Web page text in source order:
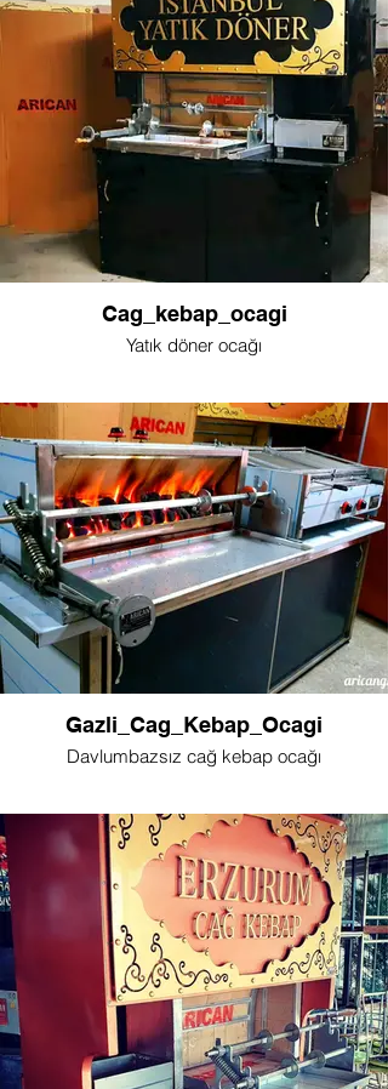
Cag_kebap_ocagi
Yatık döner ocağı
Gazli_Cag_Kebap_Ocagi
Davlumbazsız cağ kebap ocağı